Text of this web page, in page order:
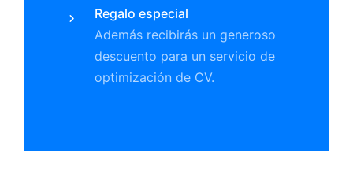
Regalo especial
Además recibirás un generoso
descuento para un servicio de
optimización de CV.